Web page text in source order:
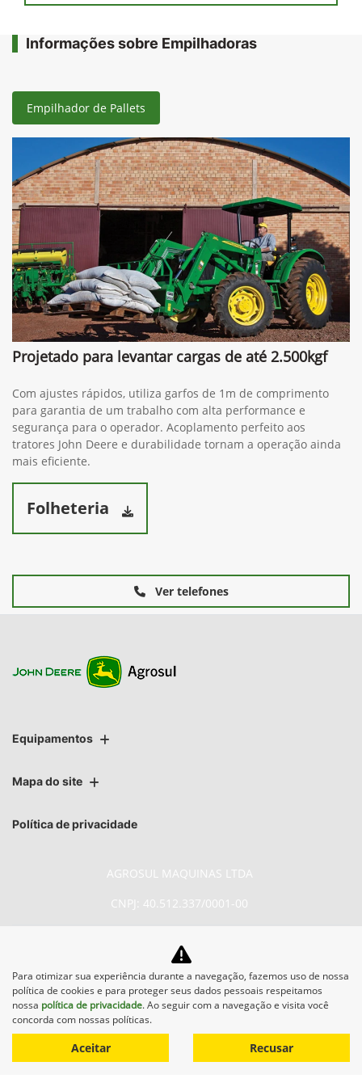
Informações sobre Empilhadoras
Empilhador de Pallets
Projetado para levantar cargas de até 2.500kgf
Com ajustes rápidos, utiliza garfos de 1m de comprimento
para garantia de um trabalho com alta performance e
segurança para o operador. Acoplamento perfeito aos
tratores John Deere e durabilidade tornam a operação ainda
mais eficiente.
Folheteria
Ver telefones
Equipamentos
Mapa do site
Política de privacidade
AGROSUL MAQUINAS LTDA
CNPJ: 40.512.337/0001-00
No trânsito, enxergar o outro
salva vidas.
Para otimizar sua experiência durante a navegação, fazemos uso de nossa
política de cookies e para proteger seus dados pessoais respeitamos
nossa política de privacidade. Ao seguir com a navegação e visita você
concorda com nossas políticas.
Aceitar Recusar